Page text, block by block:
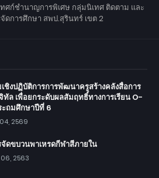
ศก์ชำนาญการพิเศษ กลุ่มนิเทศ ติดตาม และ
ดการศึกษา สพป.สุรินทร์ เขต 2
ชิงปฏิบัติการการพัฒนาครูสร้างคลังสื่อการ
ล เพื่อยกระดับผลสัมฤทธิ์ทางการเรียน O-
ะถมศึกษาปีที่ 6
2569
ดขบวนพาเหรดกีฬาสีภายใน
2563